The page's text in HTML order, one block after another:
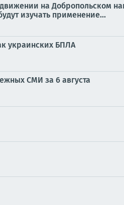
на Добропольском
изучать применение...
украинских БПЛА
СМИ за 6 августа